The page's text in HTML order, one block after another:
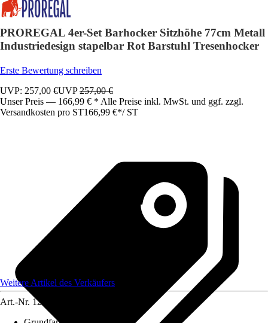
PROREGAL 4er-Set Barhocker Sitzhöhe 77cm Metall
Industriedesign stapelbar Rot Barstuhl Tresenhocker
Erste Bewertung schreiben
UVP: 257,00 €UVP257,00 €
Unser Preis — 166,99 € * Alle Preise inkl. MwSt. und ggf. zzgl.
Versandkosten pro ST166,99 €*/ ST
Weitere Artikel des Verkäufers
Art.-Nr. 12585091